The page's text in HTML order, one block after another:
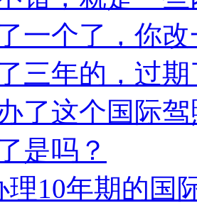
一个了，你
三年的，过
了这个国际
是吗？
理10年期的国